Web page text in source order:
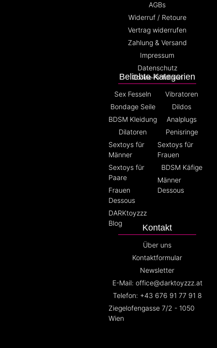
Beliebte Kategorien
Sex Fesseln
Bondage Seile
BDSM Kleidung
Dilatoren
Sextoys für
Männer
Sextoys für
Paare
Frauen
Dessous
DARKtoyzzz
Blog
Vibratoren
Dildos
Analplugs
Penisringe
Sextoys für
Frauen
BDSM Käfige
Männer
Dessous
AGBs
Widerruf / Retoure
Vertrag widerrufen
Zahlung & Versand
Impressum
Datenschutz
Cookie-Richtlinien
Kontakt
Über uns
Kontaktformular
Newsletter
E-Mail: office@darktoyzzz.at
Telefon: +43 676 91 77 91 8
Ziegelofengasse 7/2 - 1050
Wien